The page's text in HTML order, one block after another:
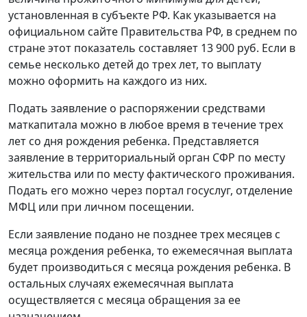
установленная в субъекте РФ. Как указывается на
официальном сайте Правительства РФ, в среднем по
стране этот показатель составляет 13 900 руб. Если в
семье несколько детей до трех лет, то выплату
можно оформить на каждого из них.
Подать заявление о распоряжении средствами
маткапитала можно в любое время в течение трех
лет со дня рождения ребенка. Представляется
заявление в территориальный орган СФР по месту
жительства или по месту фактического проживания.
Подать его можно через портал госуслуг, отделение
МФЦ или при личном посещении.
Если заявление подано не позднее трех месяцев с
месяца рождения ребенка, то ежемесячная выплата
будет производиться с месяца рождения ребенка. В
остальных случаях ежемесячная выплата
осуществляется с месяца обращения за ее